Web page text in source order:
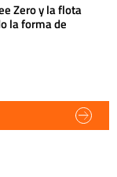
Zero y la flota
la forma de